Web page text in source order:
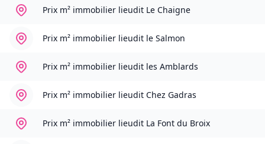
Prix m² immobilier lieudit Le Chaigne
Prix m² immobilier lieudit le Salmon
Prix m² immobilier lieudit les Amblards
Prix m² immobilier lieudit Chez Gadras
Prix m² immobilier lieudit La Font du Broix